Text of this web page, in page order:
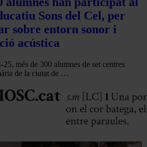
Sons del Cel, per
sobre entorn sonor i
acústica
més de 300 alumnes de set centres
de la ciutat de …